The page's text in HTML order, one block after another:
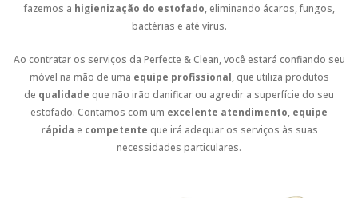
fazemos a higienização do estofado, eliminando ácaros, fungos,
bactérias e até vírus.
Ao contratar os serviços da Perfecte & Clean, você estará confiando seu
móvel na mão de uma equipe profissional, que utiliza produtos
de qualidade que não irão danificar ou agredir a superfície do seu
estofado. Contamos com um excelente atendimento, equipe
rápida e competente que irá adequar os serviços às suas
necessidades particulares.